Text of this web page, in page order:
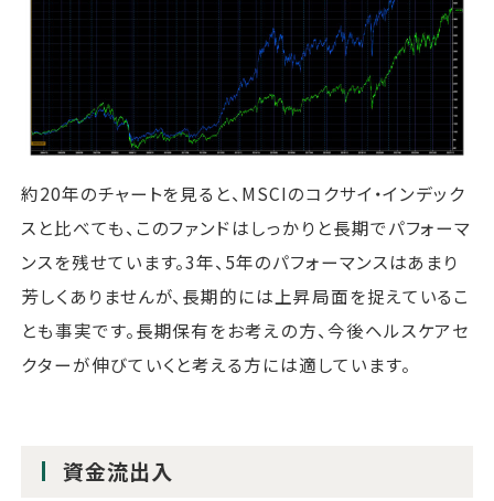
約20年のチャートを見ると、MSCIのコクサイ・インデック
スと比べても、このファンドはしっかりと長期でパフォーマ
ンスを残せています。3年、5年のパフォーマンスはあまり
芳しくありませんが、長期的には上昇局面を捉えているこ
とも事実です。長期保有をお考えの方、今後ヘルスケアセ
クターが伸びていくと考える方には適しています。
資金流出入